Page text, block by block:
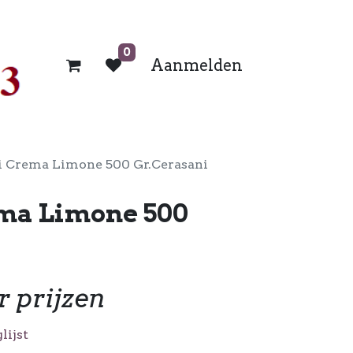
0
Aanmelden
Crema Limone 500 Gr.Cerasani
Limone 500
prijzen